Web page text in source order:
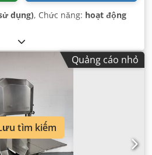
dụng), Chức năng: hoạt động
Quảng cáo nhỏ
tìm kiếm